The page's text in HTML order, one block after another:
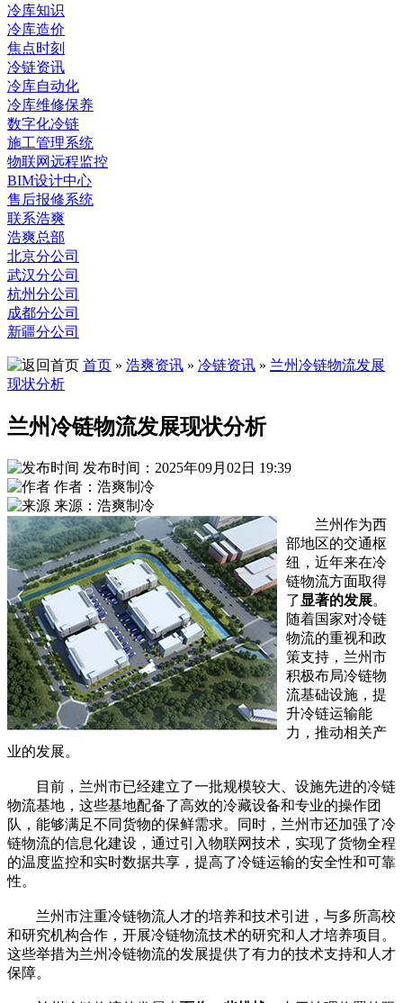
冷库知识
冷库造价
焦点时刻
冷链资讯
冷库自动化
冷库维修保养
数字化冷链
施工管理系统
物联网远程监控
BIM设计中心
售后报修系统
联系浩爽
浩爽总部
北京分公司
武汉分公司
杭州分公司
成都分公司
新疆分公司
首页 » 浩爽资讯 » 冷链资讯 » 兰州冷链物流发展
现状分析
兰州冷链物流发展现状分析
发布时间：2025年09月02日 19:39
作者：浩爽制冷
来源：浩爽制冷
兰州作为西
部地区的交通枢
纽，近年来在冷
链物流方面取得
了 显著的发展。
随着国家对冷链
物流的重视和政
策支持，兰州市
积极布局冷链物
流基础设施，提
升冷链运输能
力，推动相关产
业的发展。
目前，兰州市已经建立了一批规模较大、设施先进的冷链
物流基地，这些基地配备了高效的冷藏设备和专业的操作团
队，能够满足不同货物的保鲜需求。同时，兰州市还加强了冷
链物流的信息化建设，通过引入物联网技术，实现了货物全程
的温度监控和实时数据共享，提高了冷链运输的安全性和可靠
性。
兰州市注重冷链物流人才的培养和技术引进，与多所高校
和研究机构合作，开展冷链物流技术的研究和人才培养项目。
这些举措为兰州冷链物流的发展提供了有力的技术支持和人才
保障。